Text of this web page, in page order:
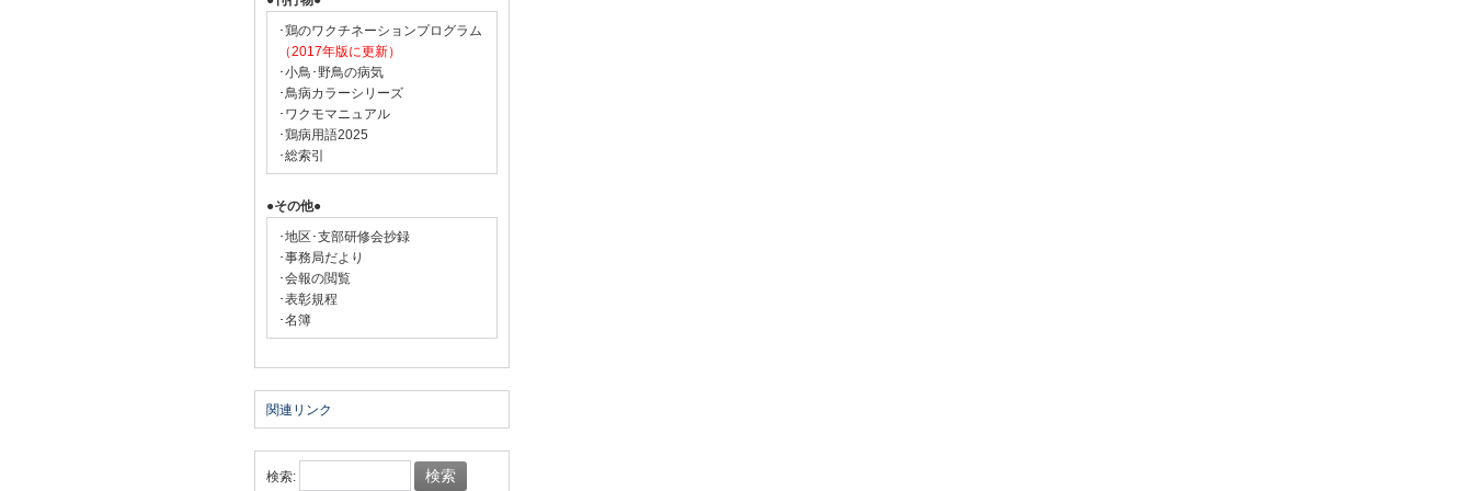
･鶏のワクチネーションプログラム
（2017年版に更新）
･小鳥･野鳥の病気
･鳥病カラーシリーズ
･ワクモマニュアル
･鶏病用語2025
･総索引
●その他●
･地区･支部研修会抄録
･事務局だより
･会報の閲覧
･表彰規程
･名簿
関連リンク
検索: